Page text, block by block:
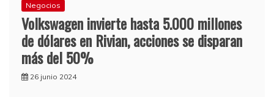
Negocios
Volkswagen invierte hasta 5.000 millones
de dólares en Rivian, acciones se disparan
más del 50%
26 junio 2024